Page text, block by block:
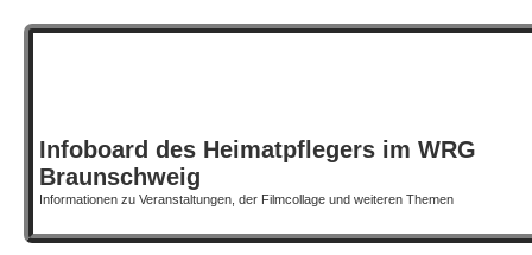
Infoboard des Heimatpflegers im WRG
Braunschweig
Informationen zu Veranstaltungen, der Filmcollage und weiteren Themen